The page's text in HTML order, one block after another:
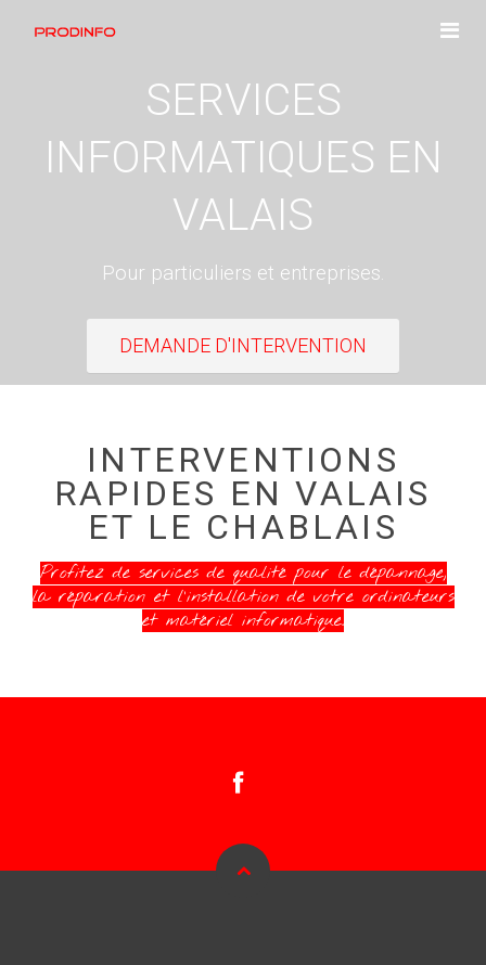
SERVICES
INFORMATIQUES EN
VALAIS
Pour particuliers et entreprises.
DEMANDE D'INTERVENTION
INTERVENTIONS
RAPIDES EN VALAIS
ET LE CHABLAIS
Profitez de services de qualité pour le dépannage,
la réparation et l'installation de votre ordinateurs
et matériel informatique.